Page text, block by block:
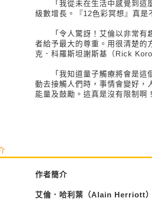
「我從未在生活中感覺到這麼
級數增長。『12色彩冥想』真
「令人驚訝！艾倫以非常有
者給予最大的尊重。用很清楚
克．科羅斯坦謝斯基（Rick
「我知道量子觸療將會是這
動去接觸人們時，事情會變好，
能量及鼓勵。這真是沒有限制
作者簡介
艾倫．哈利葉（Alain Herriott）